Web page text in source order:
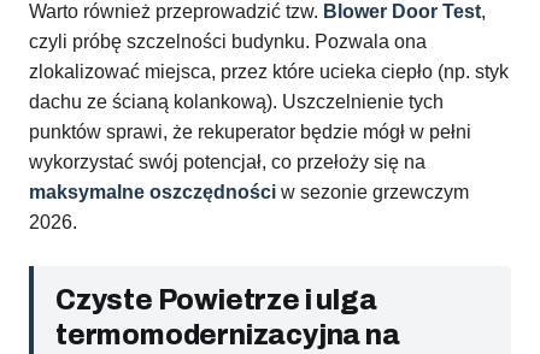
Warto również przeprowadzić tzw. Blower Door Test,
czyli próbę szczelności budynku. Pozwala ona
zlokalizować miejsca, przez które ucieka ciepło (np. styk
dachu ze ścianą kolankową). Uszczelnienie tych
punktów sprawi, że rekuperator będzie mógł w pełni
wykorzystać swój potencjał, co przełoży się na
maksymalne oszczędności w sezonie grzewczym
2026.
Czyste Powietrze i ulga
termomodernizacyjna na